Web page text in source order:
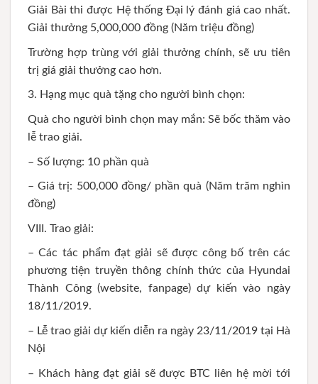
Giải Bài thi được Hệ thống Đại lý đánh giá cao nhất.
Giải thưởng 5,000,000 đồng (Năm triệu đồng)
Trường hợp trùng với giải thưởng chính, sẽ ưu tiên
trị giá giải thưởng cao hơn.
3. Hạng mục quà tặng cho người bình chọn:
Quà cho người bình chọn may mắn: Sẽ bốc thăm vào
lễ trao giải.
– Số lượng: 10 phần quà
– Giá trị: 500,000 đồng/ phần quà (Năm trăm nghìn
đồng)
VIII. Trao giải:
– Các tác phẩm đạt giải sẽ được công bố trên các
phương tiện truyền thông chính thức của Hyundai
Thành Công (website, fanpage) dự kiến vào ngày
18/11/2019.
– Lễ trao giải dự kiến diễn ra ngày 23/11/2019 tại Hà
Nội
– Khách hàng đạt giải sẽ được BTC liên hệ mời tới